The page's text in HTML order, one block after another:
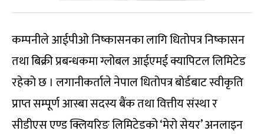
कम्पनीले आईपीओ निष्कासनका लागि धितोपत्र निष्कासन
तथा बिक्री प्रबन्धकमा ग्लोबल आईएमई क्यापिटल लिमिटेड
रहेको छ । लगानीकर्ताले नेपाल धितोपत्र बोर्डबाट स्वीकृति
प्राप्त सम्पूर्ण आस्बा सदस्य बैंक तथा वित्तीय संस्था र
सीडीएस एण्ड क्लियरिङ लिमिटेडको ‘मेरो सेयर’ अनलाइन